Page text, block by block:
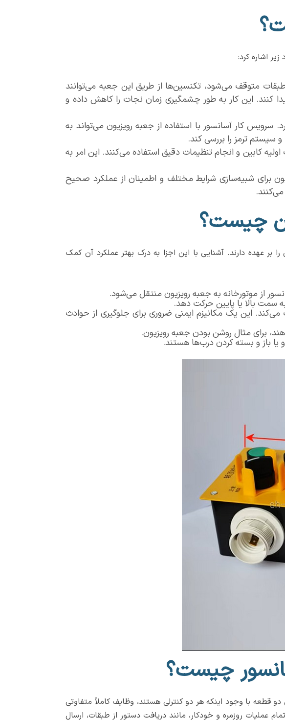
اشاره کرد:
متوقف می‌شود، تکنسین‌ها از طریق این جعبه می‌توانند
کنند. این کار به طور چشمگیری زمان نجات را کاهش داده و
کار آسانسور با استفاده از جعبه رویزیون می‌تواند به
سیستم ترمز را بررسی کند.
کابین و انجام تنظیمات دقیق استفاده می‌کنند. این امر به
برای شبیه‌سازی شرایط مختلف و اطمینان از عملکرد صحیح
چیست؟
عهده دارند. آشنایی با این اجزا به درک بهتر عملکرد آن کمک
از موتورخانه به جعبه رویزیون منتقل می‌شود.
سمت بالا یا پایین حرکت دهد.
این یک مکانیزم ایمنی ضروری برای جلوگیری از حوادث
برای مثال روشن بودن جعبه رویزیون.
یا باز و بسته کردن درب‌ها هستند.
چیست؟
قطعه با وجود اینکه هر دو کنترلی هستند، وظایف کاملاً متفاوتی
عملیات روزمره و خودکار، مانند دریافت دستور از طبقات، ارسال